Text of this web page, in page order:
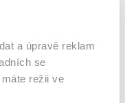
a úpravě reklam
se
režii ve
6 zařízeních
jde odkudkoliv